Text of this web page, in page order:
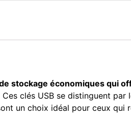
stockage économiques qui
Ces clés USB se distinguent
un choix idéal pour ceux qui